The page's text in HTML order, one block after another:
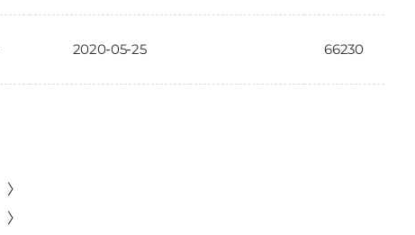
2020-05-25 66230
〉
〉